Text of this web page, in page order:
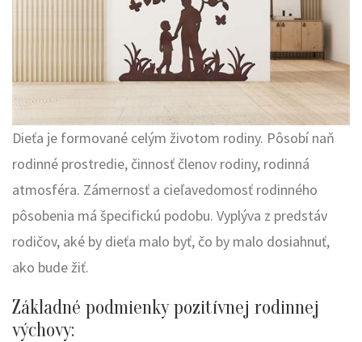
Dieťa je formované celým životom rodiny. Pôsobí naň
rodinné prostredie, činnosť členov rodiny, rodinná
atmosféra. Zámernosť a cieľavedomosť rodinného
pôsobenia má špecifickú podobu. Vyplýva z predstáv
rodičov, aké by dieťa malo byť, čo by malo dosiahnuť,
ako bude žiť.
Základné podmienky pozitívnej rodinnej
výchovy: